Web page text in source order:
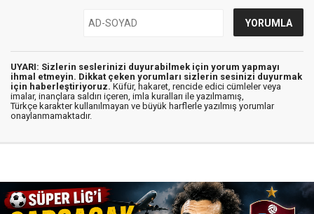
UYARI: Sizlerin seslerinizi duyurabilmek için yorum yapmayı
ihmal etmeyin. Dikkat çeken yorumları sizlerin sesinizi duyurmak
için haberleştiriyoruz. Küfür, hakaret, rencide edici cümleler veya
imalar, inançlara saldırı içeren, imla kuralları ile yazılmamış,
Türkçe karakter kullanılmayan ve büyük harflerle yazılmış yorumlar
onaylanmamaktadır.